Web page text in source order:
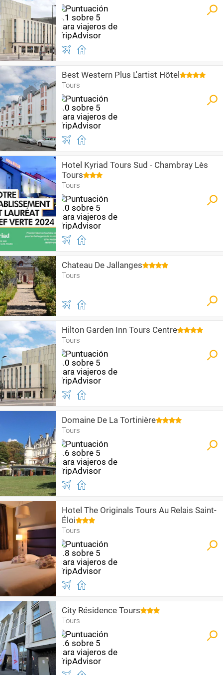
Best Western Plus L'artist Hôtel
Tours
Hotel Kyriad Tours Sud - Chambray Lès
Tours
Tours
Chateau De Jallanges
Tours
Hilton Garden Inn Tours Centre
Tours
Domaine De La Tortinière
Tours
Hotel The Originals Tours Au Relais Saint-
Éloi
Tours
City Résidence Tours
Tours